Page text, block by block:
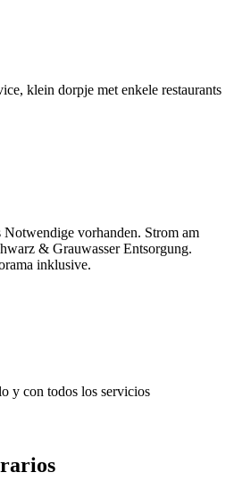
klein dorpje met enkele restaurants
vorhanden. Strom am
& Grauwasser Entsorgung.
inklusive.
y con todos los servicios